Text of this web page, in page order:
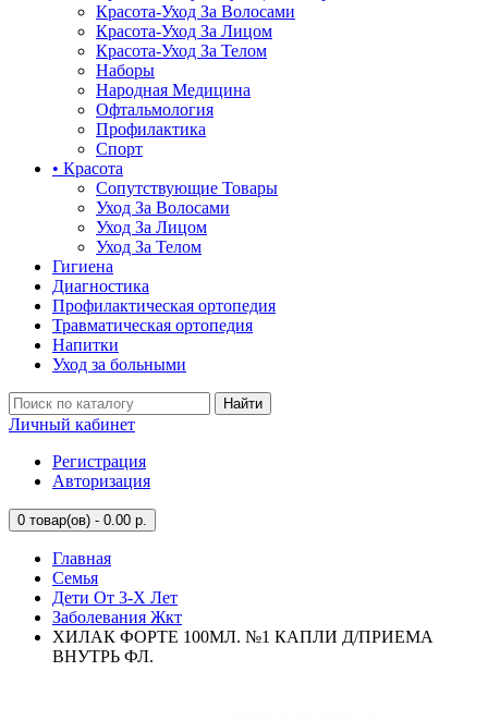
Красота-Уход За Волосами
Красота-Уход За Лицом
Красота-Уход За Телом
Наборы
Народная Медицина
Офтальмология
Профилактика
Спорт
• Красота
Сопутствующие Товары
Уход За Волосами
Уход За Лицом
Уход За Телом
Гигиена
Диагностика
Профилактическая ортопедия
Травматическая ортопедия
Напитки
Уход за больными
Найти
Личный кабинет
Регистрация
Авторизация
0 товар(ов) - 0.00 р.
Главная
Семья
Дети От 3-Х Лет
Заболевания Жкт
ХИЛАК ФОРТЕ 100МЛ. №1 КАПЛИ Д/ПРИЕМА
ВНУТРЬ ФЛ.